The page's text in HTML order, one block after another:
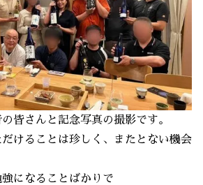
皆さんと記念写真の撮影です。
けることは珍しく、またとない機会
になることばかりで